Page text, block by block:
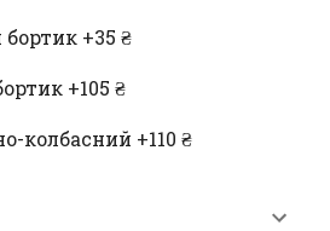
+35 ₴
+105 ₴
колбасний +110 ₴